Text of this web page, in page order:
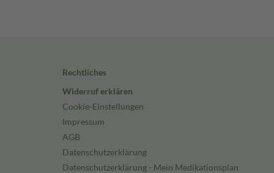
Rechtliches
Widerruf erklären
Cookie-Einstellungen
Impressum
AGB
Datenschutzerklärung
Datenschutzerklärung - Mein Medikationsplan